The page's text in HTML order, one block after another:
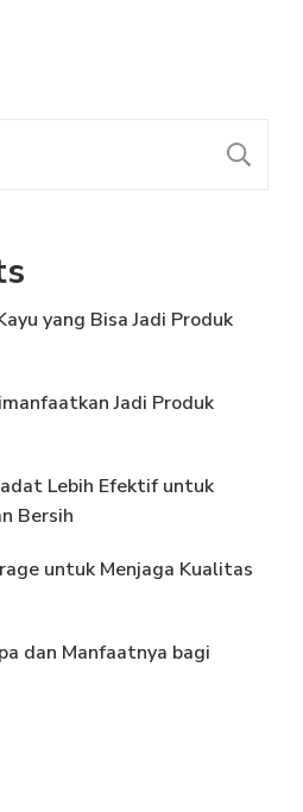
yang Bisa Jadi Produk
Jadi Produk
Lebih Efektif untuk
Bersih
untuk Menjaga Kualitas
dan Manfaatnya bagi